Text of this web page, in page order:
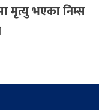
मृत्यु भएका निम्स